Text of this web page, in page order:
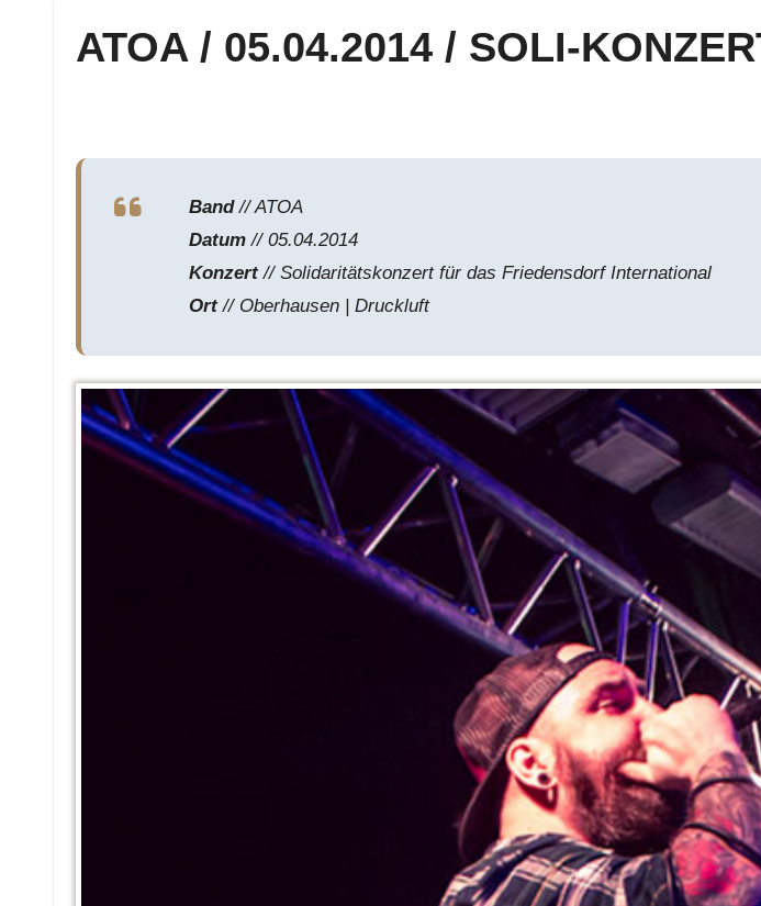
ATOA / 05.04.2014 / SOLI-
Band// ATOA
Datum // 05.04.2014
Konzert// Solidaritätskonzert für das Friedensdorf International
Ort// Oberhausen | Druckluft